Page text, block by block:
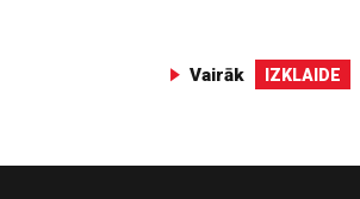
Vairāk IZKLAIDE